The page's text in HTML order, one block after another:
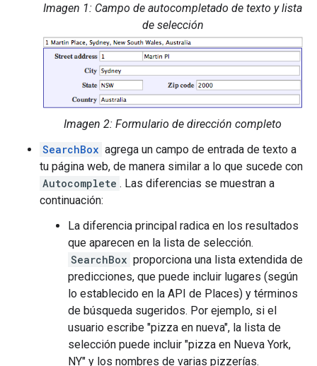
Imagen 1: Campo de autocompletado de texto y lista
de selección
Imagen 2: Formulario de dirección completo
SearchBox agrega un campo de entrada de texto a
tu página web, de manera similar a lo que sucede con
Autocomplete . Las diferencias se muestran a
continuación:
La diferencia principal radica en los resultados
que aparecen en la lista de selección.
SearchBox proporciona una lista extendida de
predicciones, que puede incluir lugares (según
lo establecido en la API de Places) y términos
de búsqueda sugeridos. Por ejemplo, si el
usuario escribe "pizza en nueva", la lista de
selección puede incluir "pizza en Nueva York,
NY" y los nombres de varias pizzerías.